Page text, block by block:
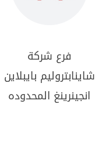
فرع شركة
شاينابتروليم بايبلاين
انجينرينغ المحدوده